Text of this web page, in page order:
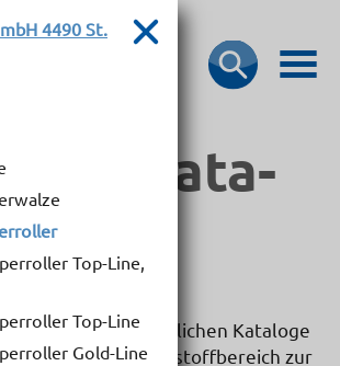
loge
Ihnen die übersichtlichen Kataloge
im Baustoffbereich zur
4490 St.
Top-Line,
Top-Line
Gold-Line